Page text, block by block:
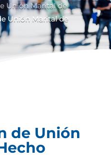
Unión Marital de
Unión Marital de
de Unión